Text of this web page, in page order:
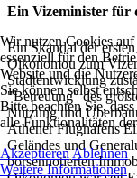
Ein Vizeminister für
Ein Skandal der
Oikonomou zum
Stadtentwicklung
"Betreuung" des
Nutzung und
Athener Flughafens
Geländes und
börsennotierten
Wir nutzen Cookies
essenziell für den
Website und die
Sie können selbst
Bitte beachten Sie,
alle Funktionalitäten
AkzeptierenAblehnen
Weitere Informationen